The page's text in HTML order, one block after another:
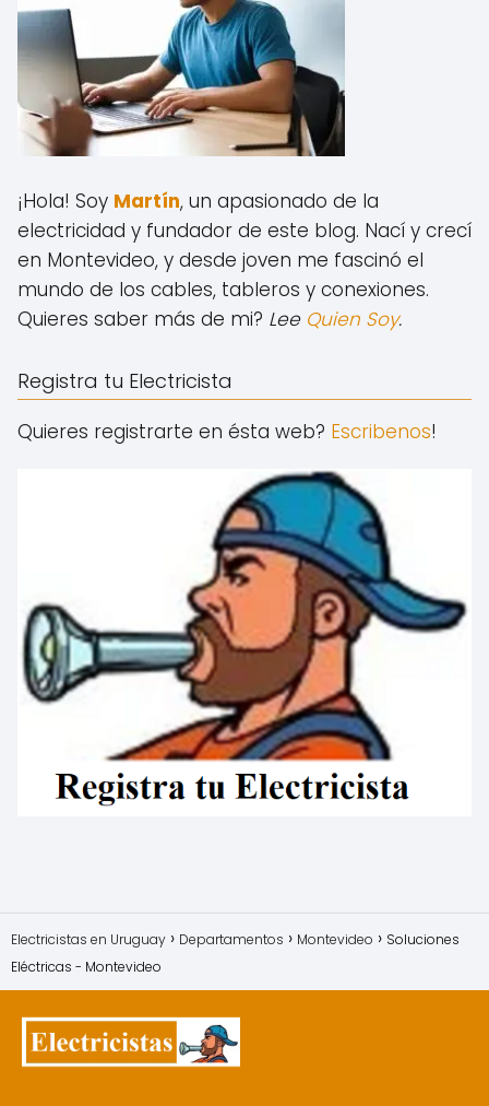
¡Hola! Soy Martín, un apasionado de la
electricidad y fundador de este blog. Nací y crecí
en Montevideo, y desde joven me fascinó el
mundo de los cables, tableros y conexiones.
Quieres saber más de mi? Lee Quien Soy.
Registra tu Electricista
Quieres registrarte en ésta web? Escribenos!
Electricistas en Uruguay Departamentos Montevideo
Soluciones
Eléctricas - Montevideo